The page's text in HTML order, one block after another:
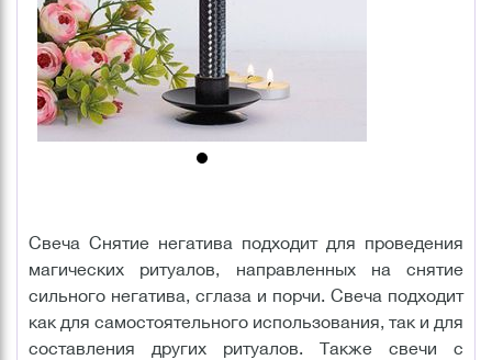
Свеча Снятие негатива подходит для проведения
магических ритуалов, направленных на снятие
сильного негатива, сглаза и порчи. Свеча подходит
как для самостоятельного использования, так и для
составления других ритуалов. Также свечи с